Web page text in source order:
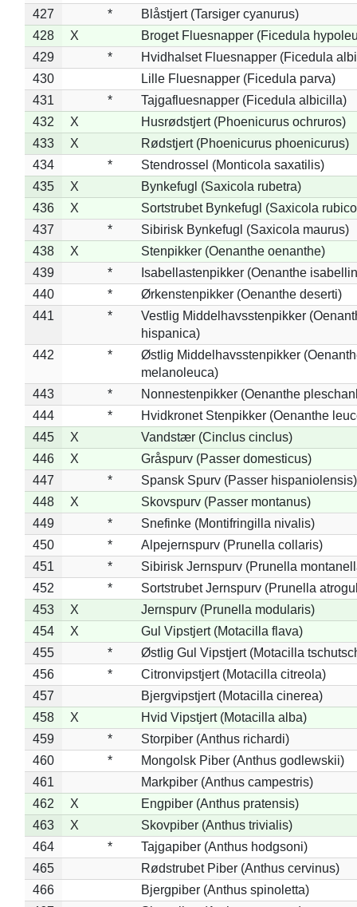
427
*
Blåstjert (Tarsiger cyanurus)
428
X
Broget Fluesnapper (Ficedula
429
*
Hvidhalset Fluesnapper (Ficedula
430
Lille Fluesnapper (Ficedula parva)
431
*
Tajgafluesnapper (Ficedula albicilla)
432
X
Husrødstjert (Phoenicurus ochruros)
433
X
Rødstjert (Phoenicurus phoenicurus)
434
*
Stendrossel (Monticola saxatilis)
435
X
Bynkefugl (Saxicola rubetra)
436
X
Sortstrubet Bynkefugl (Saxicola
437
*
Sibirisk Bynkefugl (Saxicola maurus)
438
X
Stenpikker (Oenanthe oenanthe)
439
*
Isabellastenpikker (Oenanthe
440
*
Ørkenstenpikker (Oenanthe deserti)
441
*
Vestlig Middelhavsstenpikker
hispanica)
442
*
Østlig Middelhavsstenpikker
melanoleuca)
443
*
Nonnestenpikker (Oenanthe
444
*
Hvidkronet Stenpikker (Oenanthe
445
X
Vandstær (Cinclus cinclus)
446
X
Gråspurv (Passer domesticus)
447
*
Spansk Spurv (Passer hispaniolensis)
448
X
Skovspurv (Passer montanus)
449
*
Snefinke (Montifringilla nivalis)
450
*
Alpejernspurv (Prunella collaris)
451
*
Sibirisk Jernspurv (Prunella
452
*
Sortstrubet Jernspurv (Prunella
453
X
Jernspurv (Prunella modularis)
454
X
Gul Vipstjert (Motacilla flava)
455
*
Østlig Gul Vipstjert (Motacilla
456
*
Citronvipstjert (Motacilla citreola)
457
Bjergvipstjert (Motacilla cinerea)
458
X
Hvid Vipstjert (Motacilla alba)
459
*
Storpiber (Anthus richardi)
460
*
Mongolsk Piber (Anthus godlewskii)
461
Markpiber (Anthus campestris)
462
X
Engpiber (Anthus pratensis)
463
X
Skovpiber (Anthus trivialis)
464
*
Tajgapiber (Anthus hodgsoni)
465
Rødstrubet Piber (Anthus cervinus)
466
Bjergpiber (Anthus spinoletta)